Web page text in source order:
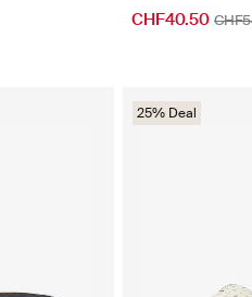
CHF40.50
25% Deal